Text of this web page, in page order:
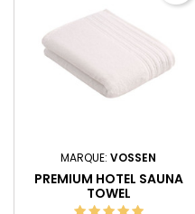
MARQUE:VOSSEN
PREMIUM HOTEL SAUNA
TOWEL